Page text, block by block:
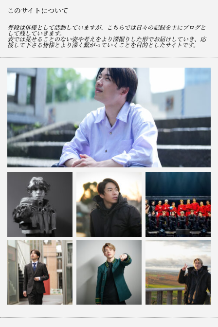
このサイトについて
普段は俳優として活動していますが、こちらでは日々の記録を主にブログと
して残していきます。
表では見せることのない姿や考えをより深掘りした形でお届けしていき、応
援して下さる皆様とより深く繋がっていくことを目的としたサイトです。